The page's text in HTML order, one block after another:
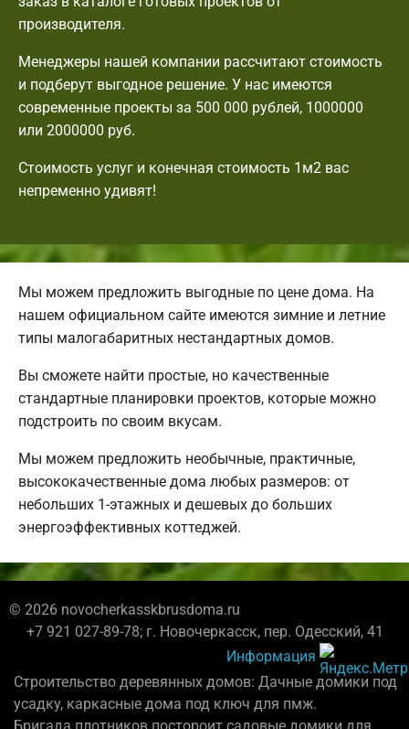
производителя.
Менеджеры нашей компании рассчитают стоимость
и подберут выгодное решение. У нас имеются
современные проекты за 500 000 рублей, 1000000
или 2000000 руб.
Стоимость услуг и конечная стоимость 1м2 вас
непременно удивят!
Мы можем предложить выгодные по цене дома. На
нашем официальном сайте имеются зимние и летние
типы малогабаритных нестандартных домов.
Вы сможете найти простые, но качественные
стандартные планировки проектов, которые можно
подстроить по своим вкусам.
Мы можем предложить необычные, практичные,
высококачественные дома любых размеров: от
небольших 1-этажных и дешевых до больших
энергоэффективных коттеджей.
© 2026 novocherkasskbrusdoma.ru
+7 921 027-89-78; г. Новочеркасск, пер. Одесский, 41
Информация
Строительство деревянных домов: Дачные домики под
усадку, каркасные дома под ключ для пмж.